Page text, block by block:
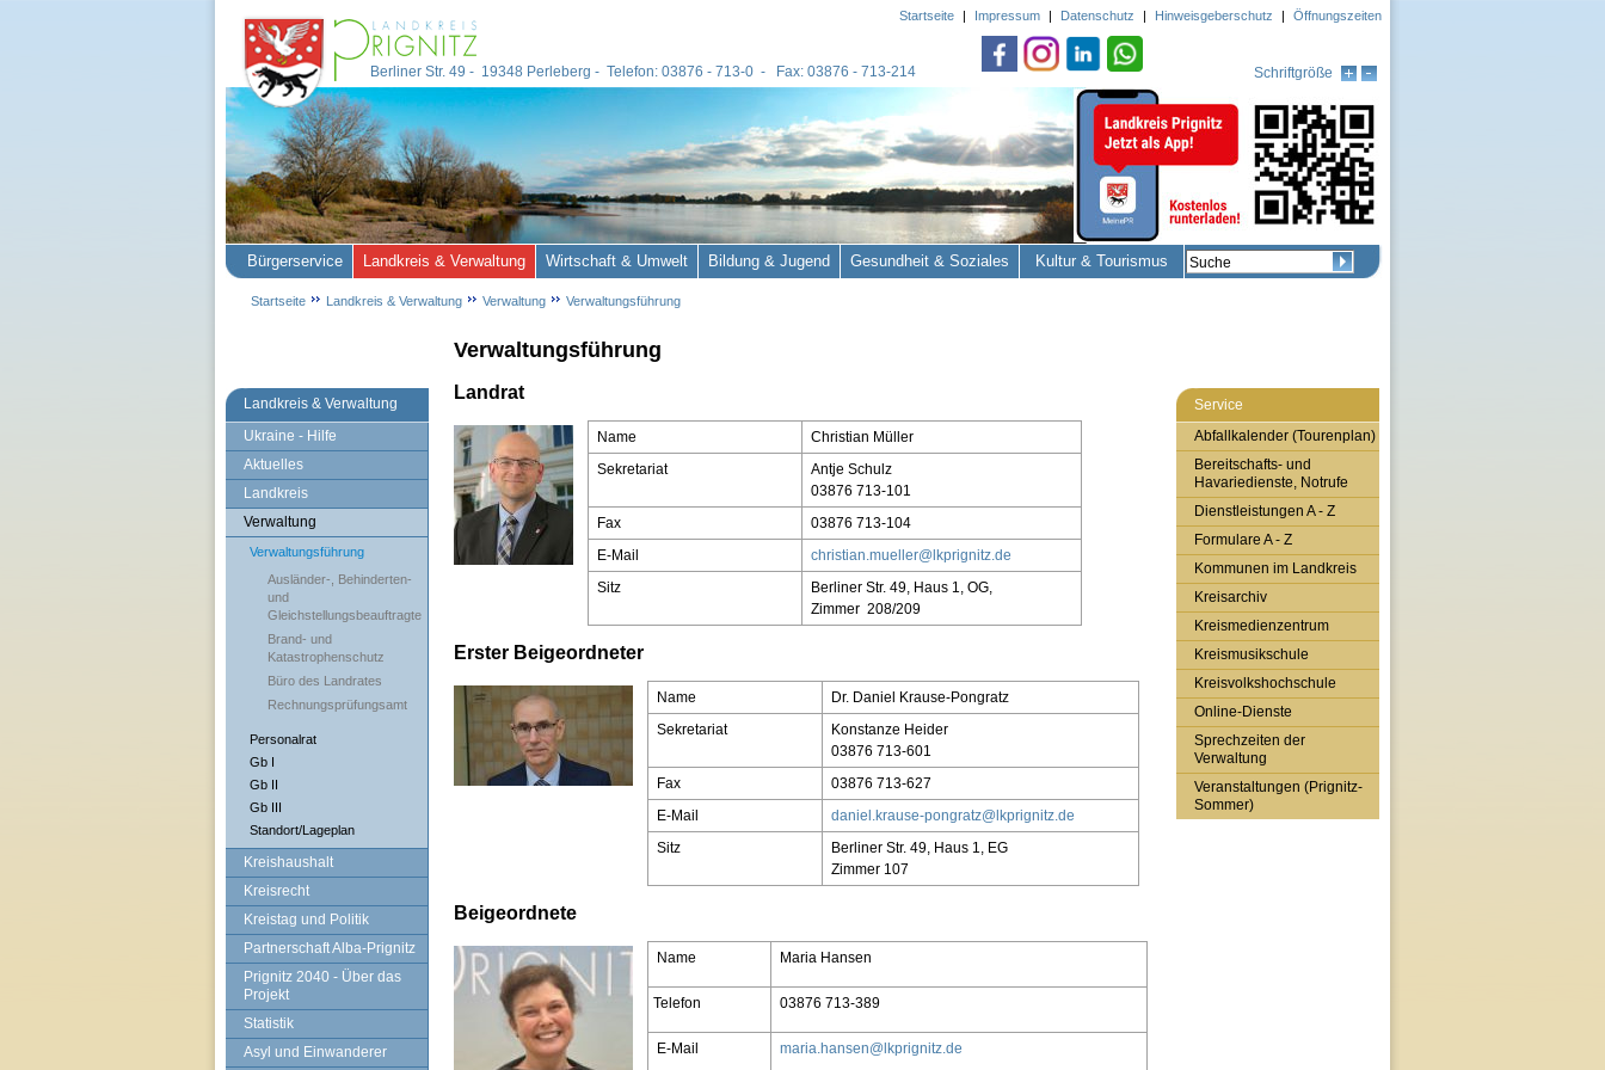
Landkreis & Verwaltung
Ukraine - Hilfe
Aktuelles
Landkreis
Verwaltung
Verwaltungsführung
Ausländer-, Behinderten-
und
Gleichstellungsbeauftragte
Brand- und
Katastrophenschutz
Büro des Landrates
Rechnungsprüfungsamt
Personalrat
Gb I
Gb II
Gb III
Standort/Lageplan
Kreishaushalt
Kreisrecht
Kreistag und Politik
Partnerschaft Alba-Prignitz
Prignitz 2040 - Über das
Projekt
Statistik
Asyl und Einwanderer
Verwaltungsführung
Landrat
Name
Christian Müller
Sekretariat
Antje Schulz
03876 713-101
Fax
03876 713-104
E-Mail
christian.mueller@lkprignitz.de
Sitz
Berliner Str. 49, Haus 1, OG,
Zimmer 208/209
Erster Beigeordneter
Name
Dr. Daniel Krause-Pongratz
Sekretariat
Konstanze Heider
03876 713-601
Fax
03876 713-627
E-Mail
daniel.krause-pongratz@lkprignitz.de
Sitz
Berliner Str. 49, Haus 1, EG
Zimmer 107
Beigeordnete
Name Maria Hansen
Telefon 03876 713-389
E-Mail maria.hansen@lkprignitz.de
Service
Abfallkalender (Tourenplan)
Bereitschafts- und
Havariedienste, Notrufe
Dienstleistungen A - Z
Formulare A - Z
Kommunen im Landkreis
Kreisarchiv
Kreismedienzentrum
Kreismusikschule
Kreisvolkshochschule
Online-Dienste
Sprechzeiten der
Verwaltung
Veranstaltungen (Prignitz-
Sommer)
Berliner Str. 49 - 19348 Perleberg - Telefon: 03876 - 713-0 - Fax: 03876 - 713-214 Schriftgröße
Startseite | Impressum | Datenschutz | Hinweisgeberschutz | Öffnungszeiten
Bürgerservice Landkreis & Verwaltung Wirtschaft & Umwelt Bildung & Jugend Gesundheit & Soziales Kultur & Tourismus
Startseite Landkreis & Verwaltung Verwaltung Verwaltungsführung